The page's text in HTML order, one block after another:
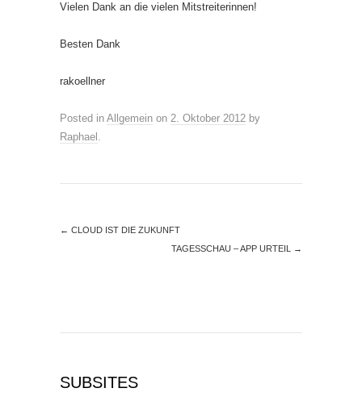
Vielen Dank an die vielen Mitstreiterinnen!
Besten Dank
rakoellner
Posted in Allgemein on 2. Oktober 2012 by
Raphael .
← CLOUD IST DIE ZUKUNFT
TAGESSCHAU – APP URTEIL
→
SUBSITES